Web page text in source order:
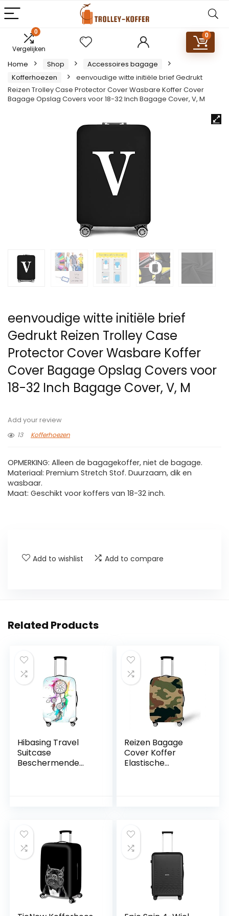
0
Vergelijken
0
Home Shop
Accessoires bagage
Kofferhoezen
eenvoudige witte initiële brief Gedrukt
Reizen Trolley Case Protector Cover Wasbare Koffer Cover
Bagage Opslag Covers voor 18-32 Inch Bagage Cover, V, M
eenvoudige witte initiële brief
Gedrukt Reizen Trolley Case
Protector Cover Wasbare Koffer
Cover Bagage Opslag Covers voor
18-32 Inch Bagage Cover, V, M
Add your review
13
Kofferhoezen
OPMERKING: Alleen de bagagekoffer, niet de bagage.
Materiaal: Premium Stretch Stof. Duurzaam, dik en
wasbaar.
Maat: Geschikt voor koffers van 18-32 inch.
Add to wishlist Add to compare
Related Products
Hibasing Travel
Suitcase
Beschermende
Reizen Bagage
Cover Koffer
Elastische
Bescherming,
Camouflage 4, M,